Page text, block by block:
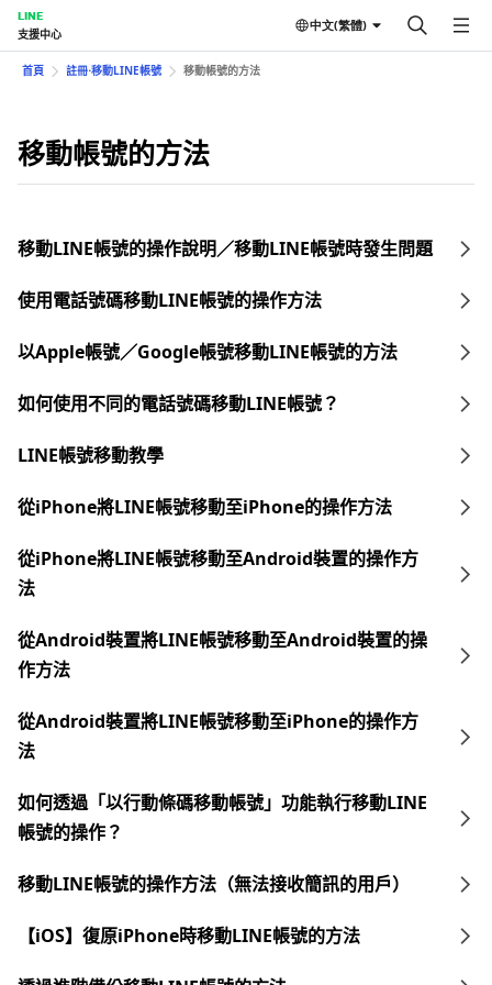
LINE
支援中心
中文(繁體)
首頁 註冊⋅移動LINE帳號 移動帳號的方法
移動帳號的方法
移動LINE帳號的操作說明／移動LINE帳號時發生問題
使用電話號碼移動LINE帳號的操作方法
以Apple帳號／Google帳號移動LINE帳號的方法
如何使用不同的電話號碼移動LINE帳號？
LINE帳號移動教學
從iPhone將LINE帳號移動至iPhone的操作方法
從iPhone將LINE帳號移動至Android裝置的操作方
法
從Android裝置將LINE帳號移動至Android裝置的操
作方法
從Android裝置將LINE帳號移動至iPhone的操作方
法
如何透過「以行動條碼移動帳號」功能執行移動LINE
帳號的操作？
移動LINE帳號的操作方法（無法接收簡訊的用戶）
【iOS】復原iPhone時移動LINE帳號的方法